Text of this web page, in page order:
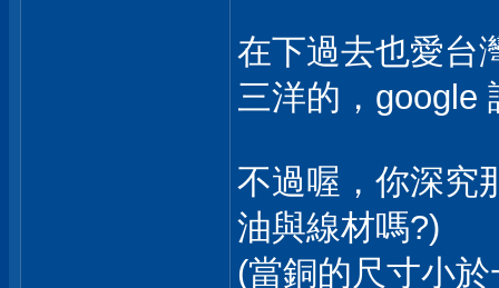
在下過去也愛台
三洋的，google
不過喔，你深究
油與線材嗎?)
(當銅的尺寸小